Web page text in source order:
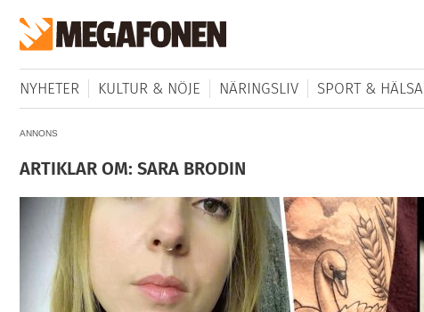
NYHETER KULTUR & NÖJE NÄRINGSLIV SPORT & HÄLSA
ANNONS
ARTIKLAR OM: SARA BRODIN